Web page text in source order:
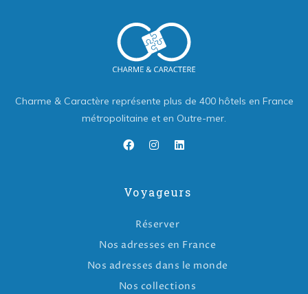
Charme & Caractère représente plus de 400 hôtels en France
métropolitaine et en Outre-mer.
Voyageurs
Réserver
Nos adresses en France
Nos adresses dans le monde
Nos collections